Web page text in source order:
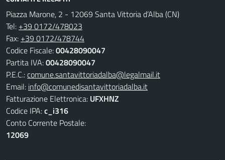
Piazza Marone, 2 - 12069 Santa Vittoria d’Alba (CN)
Tel: +39 0172/478023
Fax: +39 0172/478744
Codice Fiscale:00428090047
Partita IVA:00428090047
P.E.C.:comune.santavittoriadalba@legalmail.it
Email: info@comunedisantavittoriadalba.it
Fatturazione Elettronica: UFXHNZ
Codice IPA:c_i316
Conto Corrente Postale:
12069